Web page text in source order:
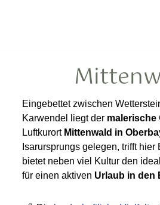
Eingebettet zwischen
Karwendel liegt der malerische
Luftkurort Mittenwald in
Isarursprungs gelegen, trifft hier
bietet neben viel Kultur den
für einen aktiven Urlaub in den